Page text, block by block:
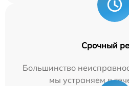
Срочный
Большинство
мы устраняем в